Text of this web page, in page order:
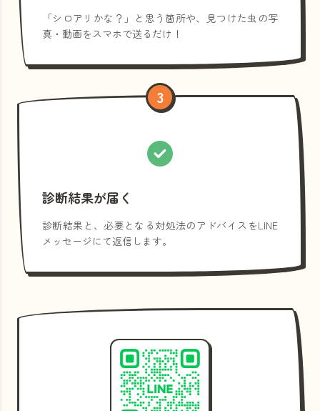
「シロアリかな？」と思う箇所や、見つけた虫の写
真・動画をスマホで送るだけ！
3
診断結果が届く
診断結果と、必要となる対処法のアドバイスをLINE
メッセージにて返信します。